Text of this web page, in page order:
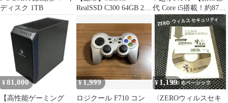
ディスク 1TB
RealSSD C300 64GB 2.5
代 Core i5搭載！約875g
の超軽量モバイル】✨
¥ 81,000
【高性能ゲーミング
¥1,999
ロジクール F710 コン
¥1,199
〈ZEROウィルスセキ